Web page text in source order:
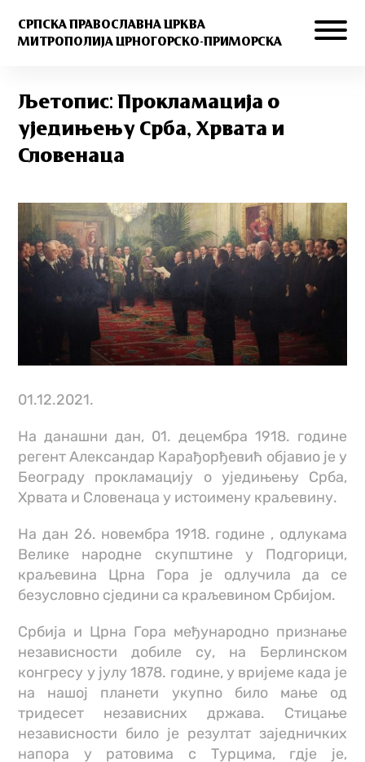
СРПСКА ПРАВОСЛАВНА ЦРКВА
МИТРОПОЛИЈА ЦРНОГОРСКО-ПРИМОРСКА
Љетопис: Прокламација о
уједињењу Срба, Хрвата и
Словенаца
01.12.2021.
На данашни дан, 01. децембра 1918. године
регент Александар Карађорђевић објавио је у
Београду прокламацију о уједињењу Срба,
Хрвата и Словенаца у истоимену краљевину.
На дан 26. новембра 1918. године , одлукама
Велике народне скупштине у Подгорици,
краљевина Црна Гора је одлучила да се
безусловно сједини са краљевином Србијом.
Србија и Црна Гора међународно признање
независности добиле су, на Берлинском
конгресу у јулу 1878. године, у вријеме када је
на нашој планети укупно било мање од
тридесет независних држава. Стицање
независности било је резултат заједничких
напора у ратовима с Турцима, гдје је,